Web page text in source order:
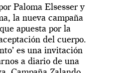
Paloma Elsesser y
la nueva campaña
apuesta por la
del cuerpo.
es una invitación
a diario de una